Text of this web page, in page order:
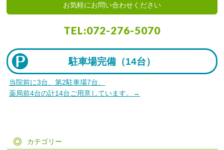
お気軽にお問い合わせください
TEL:072-276-5070
駐車場完備（14台）
当院前に3台、第2駐車場7台、
薬局前4台の計14台ご用意しています。→
カテゴリー